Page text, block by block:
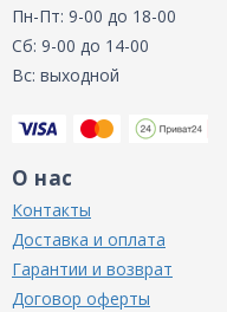
Пн-Пт: 9-00 до 18-00
Сб: 9-00 до 14-00
Вс: выходной
О нас
Контакты
Доставка и оплата
Гарантии и возврат
Договор оферты